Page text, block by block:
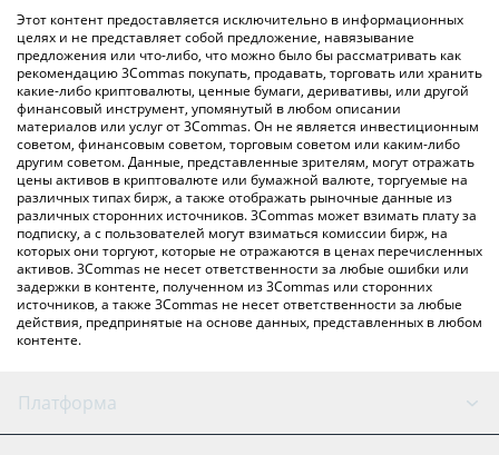
Вы также можете использовать приведенную выше таблицу
цен x-DOL-x, чтобы проверить последние цены на x-DOL-x в
основных фиатных и криптовалютах.
Этот контент предоставляется исключительно в информационных
целях и не представляет собой предложение, навязывание
предложения или что-либо, что можно было бы рассматривать как
рекомендацию 3Commas покупать, продавать, торговать или хранить
какие-либо криптовалюты, ценные бумаги, деривативы, или другой
финансовый инструмент, упомянутый в любом описании
материалов или услуг от 3Commas. Он не является инвестиционным
советом, финансовым советом, торговым советом или каким-либо
другим советом. Данные, представленные зрителям, могут отражать
цены активов в криптовалюте или бумажной валюте, торгуемые на
различных типах бирж, а также отображать рыночные данные из
различных сторонних источников. 3Commas может взимать плату за
подписку, а с пользователей могут взиматься комиссии бирж, на
которых они торгуют, которые не отражаются в ценах перечисленных
активов. 3Commas не несет ответственности за любые ошибки или
задержки в контенте, полученном из 3Commas или сторонних
источников, а также 3Commas не несет ответственности за любые
действия, предпринятые на основе данных, представленных в любом
контенте.
Платформа